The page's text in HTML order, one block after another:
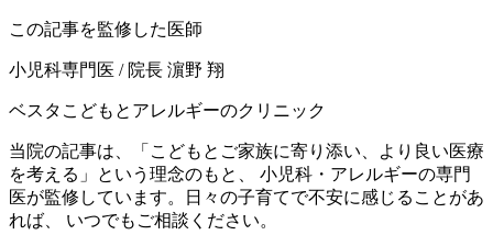
この記事を監修した医師
小児科専門医 / 院長 濵野 翔
ベスタこどもとアレルギーのクリニック
当院の記事は、「こどもとご家族に寄り添い、より良い医療
を考える」という理念のもと、 小児科・アレルギーの専門
医が監修しています。日々の子育てで不安に感じることがあ
れば、 いつでもご相談ください。